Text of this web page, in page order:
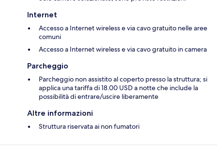
Internet
Accesso a Internet wireless e via cavo gratuito nelle aree
comuni
Accesso a Internet wireless e via cavo gratuito in camera
Parcheggio
Parcheggio non assistito al coperto presso la struttura; si
applica una tariffa di 18.00 USD a notte che include la
possibilità di entrare/uscire liberamente
Altre informazioni
Struttura riservata ai non fumatori